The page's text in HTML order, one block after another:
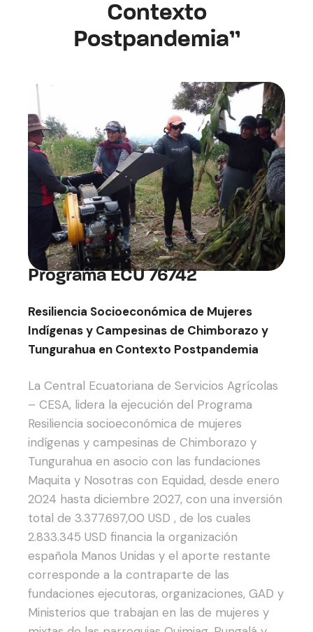
Contexto
Postpandemia”
Programa ECU 76742
Resiliencia Socioeconómica de Mujeres
Indígenas y Campesinas de Chimborazo y
Tungurahua en Contexto Postpandemia
La Central Ecuatoriana de Servicios Agrícolas
– CESA, lidera la ejecución del Programa
Resiliencia socioeconómica de mujeres
indígenas y campesinas de Chimborazo y
Tungurahua en asocio con las fundaciones
Maquita y Nosotras con Equidad, desde enero
2024 hasta diciembre 2027, con una inversión
total de 3.377.697,00 USD , de los cuales
2.833.345 USD financia la organización
española Manos Unidas y el aporte restante
corresponde a la contraparte de las
fundaciones ejecutoras, organizaciones, GAD y
Ministerios que trabajan en las de mujeres y